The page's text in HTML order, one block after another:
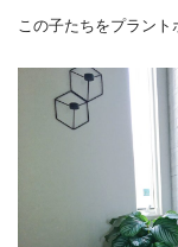
この子たちをプラン